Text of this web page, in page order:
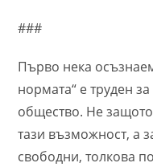
###
Първо нека
нормата“ е труден
общество. Не
тази възможност, а
свободни, толкова